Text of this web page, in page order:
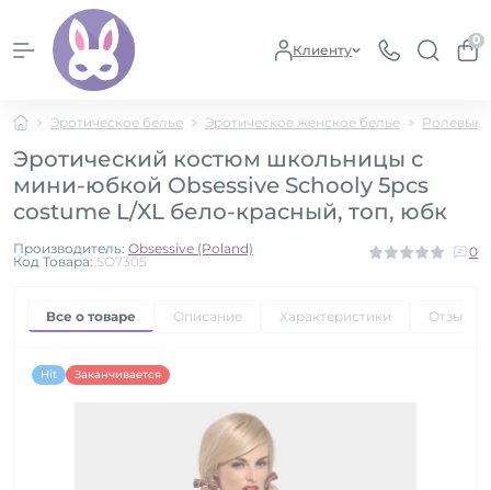
Клиенту
0
Эротическое белье Эротическое женское белье Ролевые
Эротический костюм школьницы с
мини-юбкой Obsessive Schooly 5pcs
costume L/XL бело-красный, топ, юбк
Производитель: Obsessive (Poland)
Код Товара: SO7305
0
Все о товаре Описание Характеристики Отзывы
Hit Заканчивается